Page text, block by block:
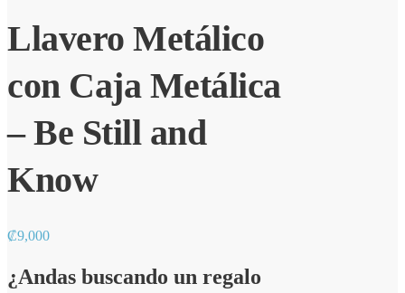
Llavero Metálico
con Caja Metálica
– Be Still and
Know
₡9,000
¿Andas buscando un regalo